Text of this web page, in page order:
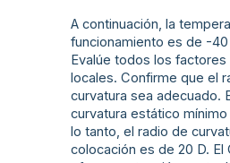
A continuación, la
funcionamiento es de -40
Evalúe todos los factores
locales. Confirme que el
curvatura sea adecuado.
curvatura estático mínimo
lo tanto, el radio de
colocación es de 20 D. El